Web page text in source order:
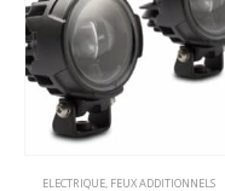
ELECTRIQUE, FEUX ADDITIONNELS